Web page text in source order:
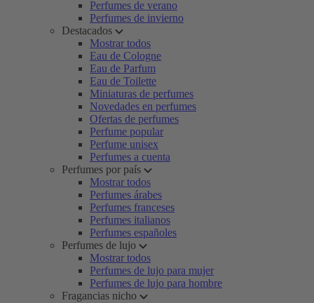
Perfumes de verano
Perfumes de invierno
Destacados
Mostrar todos
Eau de Cologne
Eau de Parfum
Eau de Toilette
Miniaturas de perfumes
Novedades en perfumes
Ofertas de perfumes
Perfume popular
Perfume unisex
Perfumes a cuenta
Perfumes por país
Mostrar todos
Perfumes árabes
Perfumes franceses
Perfumes italianos
Perfumes españoles
Perfumes de lujo
Mostrar todos
Perfumes de lujo para mujer
Perfumes de lujo para hombre
Fragancias nicho